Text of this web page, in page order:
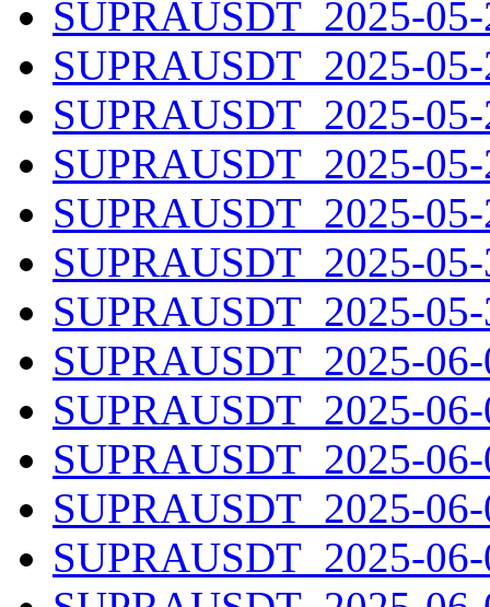
SUPRAUSDT_2025-05-
SUPRAUSDT_2025-05-
SUPRAUSDT_2025-05-
SUPRAUSDT_2025-05-
SUPRAUSDT_2025-05-
SUPRAUSDT_2025-05-
SUPRAUSDT_2025-05-
SUPRAUSDT_2025-06-
SUPRAUSDT_2025-06-
SUPRAUSDT_2025-06-
SUPRAUSDT_2025-06-
SUPRAUSDT_2025-06-